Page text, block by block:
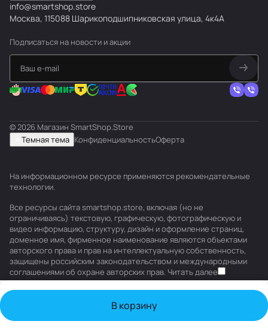
В корзину
info@smartshop.store
Москва, 115088 Шарикоподшипниковская улица, 4к4А
Подписаться на новости и акции
© 2026 Магазин SmartShop.Store
Темная тема КонфиденциальностьОферта
На информационном ресурсе применяются рекомендательные
технологии.
Все ресурсы сайта smartshop.store, включая (но не
ограничиваясь) текстовую, графическую, фотографическую и
видео информацию, структуру, дизайн и оформление страниц,
доменное имя, фирменное наименование являются объектами
авторского права и прав на интеллектуальную собственность,
защищены российским законодательством и международными
соглашениями об охране авторских прав. Читать далее